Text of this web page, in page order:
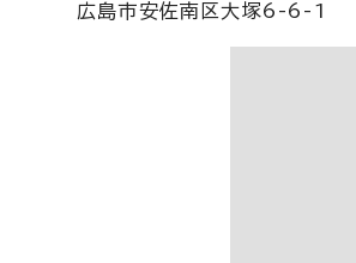
広島市安佐南区大塚6-6-1